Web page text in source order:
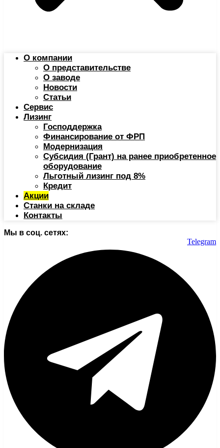
О компании
О представительстве
О заводе
Новости
Статьи
Сервис
Лизинг
Господдержка
Финансирование от ФРП
Модернизация
Субсидия (Грант) на ранее приобретенное
оборудование
Льготный лизинг под 8%
Кредит
Акции
Станки на складе
Контакты
Мы в соц. сетях:
Telegram